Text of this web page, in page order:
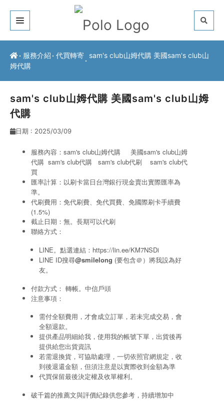
關於我們
服務介紹
常見問題
聯絡方式
服務介紹 代買轉寄
sam's club山姆代購 美國sam's club山
姆代購
sam's club山姆代購 美國sam's club山姆
代購
日期 : 2025/03/09
服務內容：sam's club山姆代購 美國sam's club山姆
代購 sam's club代購
sam's club代刷
sam's club代
買
匯率計算：以刷卡當日台灣銀行現金賣出實際匯率為
準。
代刷費用：免代刷費、免代買費、免國際刷卡手續費
(1.5%)
截止日期：無。長期可以代刷
聯絡方式：
LINE。點選連結： https://lin.ee/KM7NSDi
LINE ID搜尋@smilelong (要包含＠）將我設為好
友。
付款方式： 轉帳。中信戶頭
注意事項：
需付全額費用，才會成立訂單，若未完成交易，會
全額退款。
提供產品明細給我，使用我的帳號下單，出貨後再
提供給您出貨資訊
若需退換貨，可協助處理，一切依照官網規定，收
到後退還金額，但須注意是以實際收到金額為準
代買保留最後決定權及收單權利。
破千篇的推薦文與評價紀錄供您參考，持續增加中